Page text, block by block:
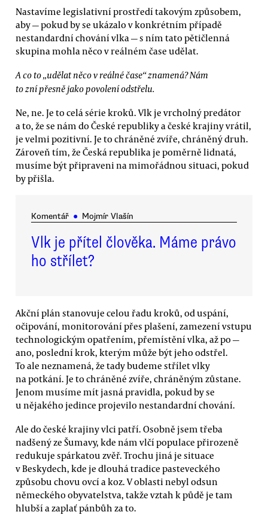
Nastavíme legislativní prostředí takovým způsobem,
aby — pokud by se ukázalo v konkrétním případě
nestandardní chování vlka — s ním tato pětičlenná
skupina mohla něco v reálném čase udělat.
A co to „udělat něco v reálné čase“ znamená? Nám
to zní přesně jako povolení odstřelu.
Ne, ne. Je to celá série kroků. Vlk je vrcholný predátor
a to, že se nám do České republiky a české krajiny vrátil,
je velmi pozitivní. Je to chráněné zvíře, chráněný druh.
Zároveň tím, že Česká republika je poměrně lidnatá,
musíme být připraveni na mimořádnou situaci, pokud
by přišla.
Komentář ● Mojmír Vlašín
Vlk je přítel člověka. Máme právo
ho střílet?
Akční plán stanovuje celou řadu kroků, od uspání,
očipování, monitorování přes plašení, zamezení vstupu
technologickým opatřením, přemístění vlka, až po —
ano, poslední krok, kterým může být jeho odstřel.
To ale neznamená, že tady budeme střílet vlky
na potkání. Je to chráněné zvíře, chráněným zůstane.
Jenom musíme mít jasná pravidla, pokud by se
u nějakého jedince projevilo nestandardní chování.
Ale do české krajiny vlci patří. Osobně jsem třeba
nadšený ze Šumavy, kde nám vlčí populace přirozeně
redukuje spárkatou zvěř. Trochu jiná je situace
v Beskydech, kde je dlouhá tradice pasteveckého
způsobu chovu ovcí a koz. V oblasti nebyl odsun
německého obyvatelstva, takže vztah k půdě je tam
hlubší a zaplať pánbůh za to.